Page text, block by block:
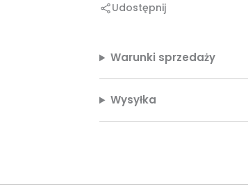
Udostępnij
Warunki sprzedaży
Wysyłka